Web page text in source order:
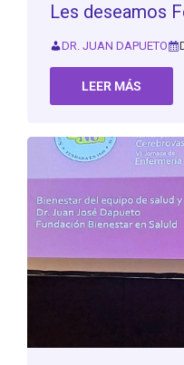
Les deseamos
DR. JUAN DAPUETO
LEER MÁS